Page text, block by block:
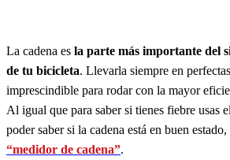
La cadena es la parte más importante del
de tu bicicleta. Llevarla siempre en
imprescindible para rodar con la mayor
Al igual que para saber si tienes fiebre usas
poder saber si la cadena está en buen
“medidor de cadena”.